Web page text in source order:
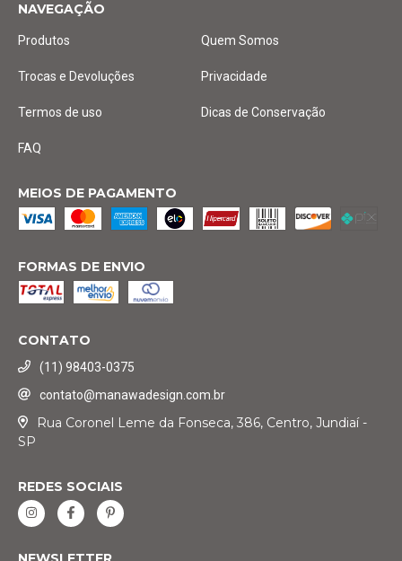
NAVEGAÇÃO
Produtos Quem Somos
Trocas e Devoluções Privacidade
Termos de uso Dicas de Conservação
FAQ
MEIOS DE PAGAMENTO
FORMAS DE ENVIO
CONTATO
(11) 98403-0375
contato@manawadesign.com.br
Rua Coronel Leme da Fonseca, 386, Centro, Jundiaí -
SP
REDES SOCIAIS